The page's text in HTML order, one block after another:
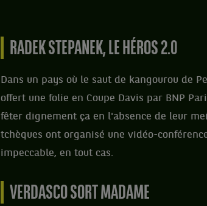
RADEK STEPANEK, LE HÉROS 2.0
Dans un pays où le saut de kangourou de
offert une folie en Coupe Davis par BNP
fêter dignement ça en l'absence de leur
tchèques ont organisé une vidéo-
impeccable, en tout cas.
VERDASCO SORT MADAME